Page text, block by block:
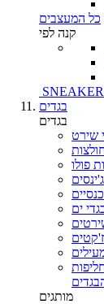
כל המעצבים
קנה לפי
בגדים
בגדים
שירט
פולו
ג'ינסים
ים
ז'קטים
מותגים